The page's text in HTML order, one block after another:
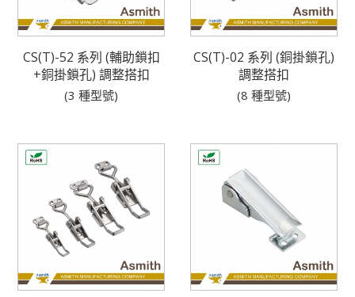
CS(T)-52 系列 (輔助鎖扣
+銅掛鎖孔) 調整搭扣
(3 種型號)
CS(T)-02 系列 (銅掛鎖孔)
調整搭扣
(8 種型號)